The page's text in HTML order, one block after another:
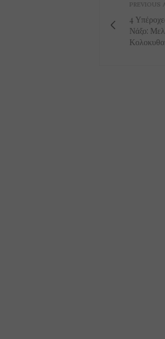
PREVIOUS
4
Νάξο: